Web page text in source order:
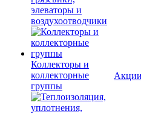
элеваторы и
воздухоотводчики
Коллекторы и
коллекторные
группы
Акции